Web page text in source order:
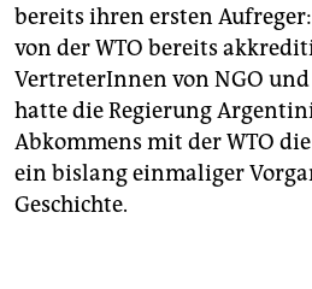
bereits ihren ersten
von der WTO bereits
VertreterInnen von NGO
hatte die Regierung
Abkommens mit der WTO
ein bislang einmaliger
Geschichte.